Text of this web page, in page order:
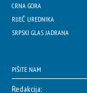
CRNA GORA
RIJEČ UREDNIKA
SRPSKI GLAS JADRANA
PIŠITE NAM
Redakcija: